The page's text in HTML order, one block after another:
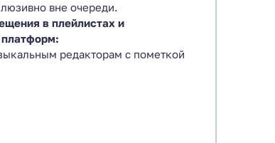
вне очереди.
в плейлистах и
редакторам с пометкой